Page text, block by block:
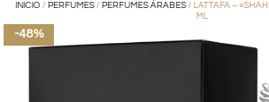
INICIO / PERFUMES/ PERFUMES ÁRABES/ LATTAFA –
ML
-48%